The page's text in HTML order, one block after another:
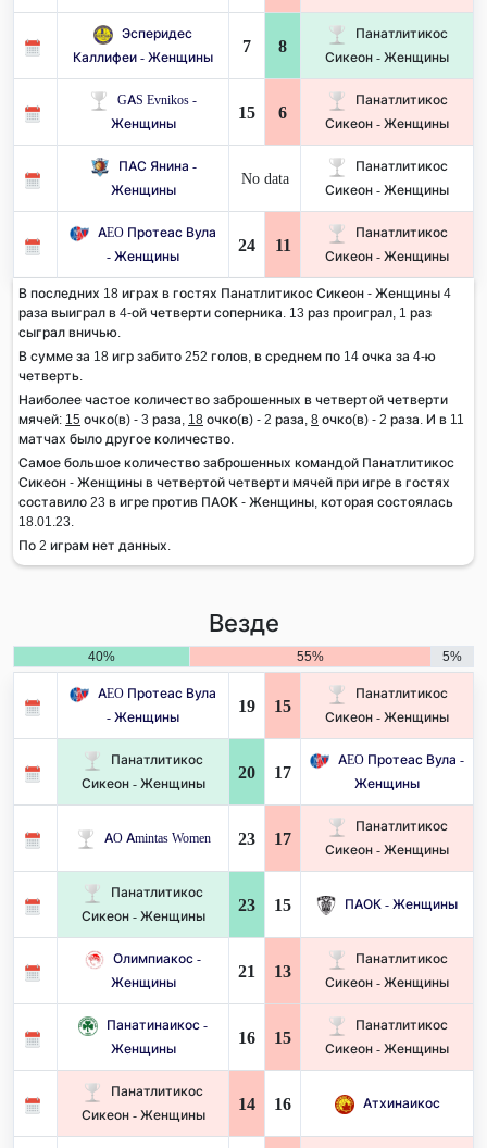
Эсперидес
Каллифеи - Женщины
7 8
Панатлитикос
Сикеон - Женщины
GAS Evnikos -
Женщины
15 6
Панатлитикос
Сикеон - Женщины
ПАС Янина -
Женщины
No data
Панатлитикос
Сикеон - Женщины
AEO Протеас Вула
- Женщины
24 11
Панатлитикос
Сикеон - Женщины
В последних 18 играх в гостях Панатлитикос Сикеон - Женщины 4
раза выиграл в 4-ой четверти соперника. 13 раз проиграл, 1 раз
сыграл вничью.
В сумме за 18 игр забито 252 голов, в среднем по 14 очка за 4-ю
четверть.
Наиболее частое количество заброшенных в четвертой четверти
мячей: 15 очко(в) - 3 раза, 18 очко(в) - 2 раза, 8 очко(в) - 2 раза. И в 11
матчах было другое количество.
Самое большое количество заброшенных командой Панатлитикос
Сикеон - Женщины в четвертой четверти мячей при игре в гостях
составило 23 в игре против ПАОК - Женщины, которая состоялась
18.01.23.
По 2 играм нет данных.
Везде
40% 55% 5%
AEO Протеас Вула
- Женщины
19 15
Панатлитикос
Сикеон - Женщины
Панатлитикос
Сикеон - Женщины
20 17
AEO Протеас Вула -
Женщины
AO Amintas Women 23 17
Панатлитикос
Сикеон - Женщины
Панатлитикос
Сикеон - Женщины
23 15 ПАОК - Женщины
Олимпиакос -
Женщины
21 13
Панатлитикос
Сикеон - Женщины
Панатинаикос -
Женщины
16 15
Панатлитикос
Сикеон - Женщины
Панатлитикос
Сикеон - Женщины
14 16 Атхинаикос